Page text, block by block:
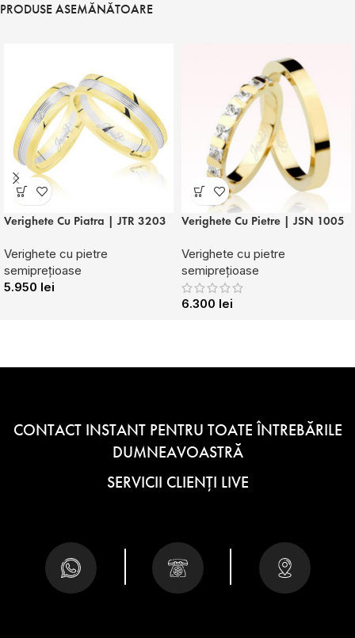
PRODUSE ASEMĂNĂTOARE
Verighete Cu Piatra | JTR 3203
Verighete cu pietre
semiprețioase
5.950 lei
Verighete Cu Pietre | JSN 1005
Verighete cu pietre
semiprețioase
6.300 lei
CONTACT INSTANT PENTRU TOATE ÎNTREBĂRILE
DUMNEAVOASTRĂ
SERVICII CLIENȚI LIVE